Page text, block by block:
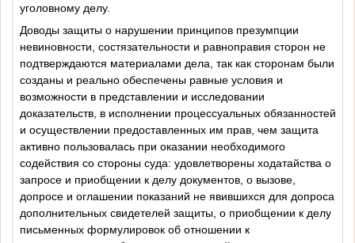
уголовному делу.
Доводы защиты о нарушении принципов презумпции
невиновности, состязательности и равноправия сторон не
подтверждаются материалами дела, так как сторонам были
созданы и реально обеспечены равные условия и
возможности в представлении и исследовании
доказательств, в исполнении процессуальных обязанностей
и осуществлении предоставленных им прав, чем защита
активно пользовалась при оказании необходимого
содействия со стороны суда: удовлетворены ходатайства о
запросе и приобщении к делу документов, о вызове,
допросе и оглашении показаний не явившихся для допроса
дополнительных свидетелей защиты, о приобщении к делу
письменных формулировок об отношении к